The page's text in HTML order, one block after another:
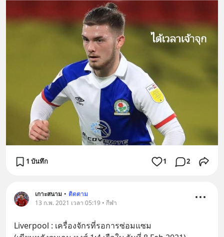
1 บันทึก 1 2
เกาะสนาม • ติดตาม
13 ก.พ. 2021 เวลา 05:19 • กีฬา
Liverpool : เครื่องจักรที่รอการซ่อมแซม